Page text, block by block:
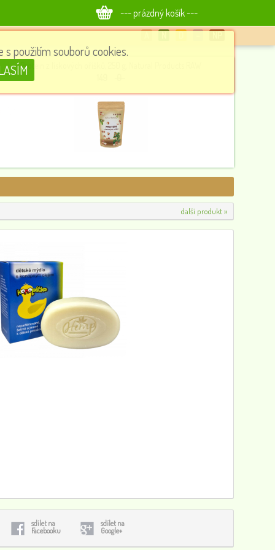
--- prázdný košík ---
Protein z lískových oříšků, 250 g, Natural Products RAW
další produkt »
sdílet na
Facebooku
sdílet na
Google+
použitím souborů cookies.